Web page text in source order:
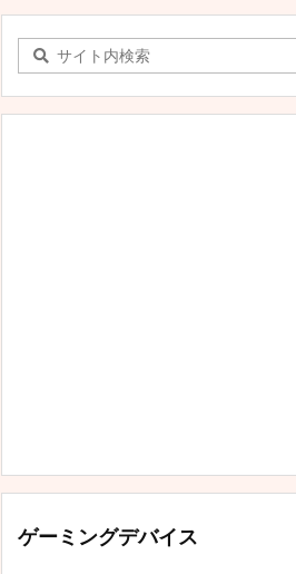
の
ゴ
リ
ー
ゲーミングデバイス